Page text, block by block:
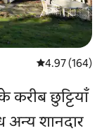
औसत रेटिंग 5 में से
4.97 (164)
करीब छुट्टियाँ
अन्य शानदार